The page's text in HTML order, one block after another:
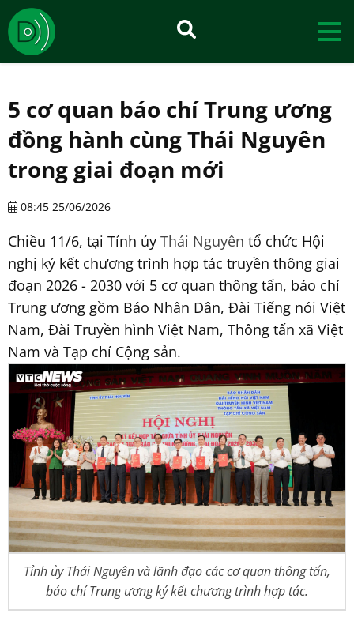
5 cơ quan báo chí Trung ương
đồng hành cùng Thái Nguyên
trong giai đoạn mới
08:45 25/06/2026
Chiều 11/6, tại Tỉnh ủy Thái Nguyên tổ chức Hội
nghị ký kết chương trình hợp tác truyền thông giai
đoạn 2026 - 2030 với 5 cơ quan thông tấn, báo chí
Trung ương gồm Báo Nhân Dân, Đài Tiếng nói Việt
Nam, Đài Truyền hình Việt Nam, Thông tấn xã Việt
Nam và Tạp chí Cộng sản.
Tỉnh ủy Thái Nguyên và lãnh đạo các cơ quan thông tấn,
báo chí Trung ương ký kết chương trình hợp tác.